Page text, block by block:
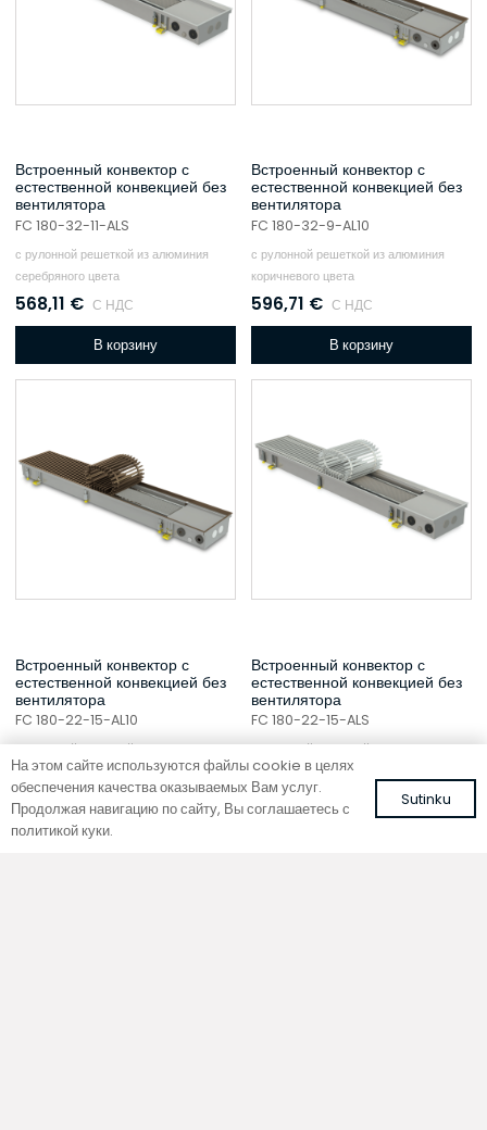
Встроенный конвектор с
естественной конвекцией без
вентилятора
FC 180-32-11-ALS
с рулонной решеткой из алюминия
серебряного цвета
568,11 € С НДС
В корзину
Встроенный конвектор с
естественной конвекцией без
вентилятора
FC 180-32-9-AL10
с рулонной решеткой из алюминия
коричневого цвета
596,71 € С НДС
В корзину
Встроенный конвектор с
естественной конвекцией без
вентилятора
FC 180-22-15-AL10
с рулонной решеткой из алюминия
коричневого цвета
560,00€
В корзину
Встроенный конвектор с
естественной конвекцией без
вентилятора
FC 180-22-15-ALS
с рулонной решеткой из алюминия
серебряного цвета
539,13€
На этом сайте используются файлы cookie в целях
обеспечения качества оказываемых Вам услуг.
Продолжая навигацию по сайту, Вы соглашаетесь с
политикой куки.
Sutinku